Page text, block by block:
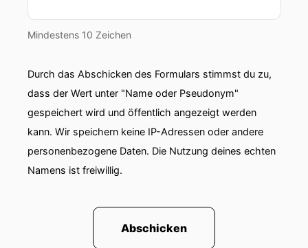
Mindestens 10 Zeichen
Durch das Abschicken des Formulars stimmst du zu,
dass der Wert unter "Name oder Pseudonym"
gespeichert wird und öffentlich angezeigt werden
kann. Wir speichern keine IP-Adressen oder andere
personenbezogene Daten. Die Nutzung deines echten
Namens ist freiwillig.
Abschicken